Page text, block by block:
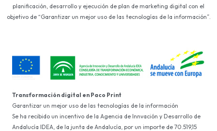
planificación, desarrollo y ejecución de plan de marketing digital con el
objetivo de “Garantizar un mejor uso de las tecnologías de la información”.
Transformación digital en Paco Print
Garantizar un mejor uso de las tecnologías de la información
Se ha recibido un incentivo de la Agencia de Innvación y Desarrollo de
Andalucía IDEA, de la junta de Andalucía, por un importe de 70.519,15